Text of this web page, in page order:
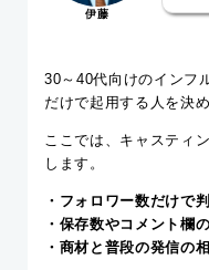
伊藤
30～40代向けのインフ
だけで起用する人を決
ここでは、キャスティ
します。
・フォロワー数だけで
・保存数やコメント欄
・商材と普段の発信の